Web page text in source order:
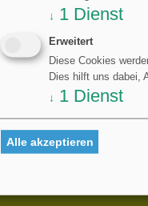
↓ 1 Dienst
Erweitert
Diese Cookies
Dies hilft uns dabei,
↓ 1 Dienst
Alle akzeptieren